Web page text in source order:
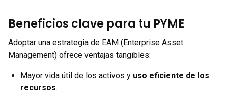
Beneficios clave para tu PYME
Adoptar una estrategia de EAM (Enterprise Asset
Management) ofrece ventajas tangibles:
Mayor vida útil de los activos y uso eficiente de los
recursos.